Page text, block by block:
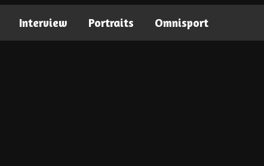
Interview Portraits Omnisport